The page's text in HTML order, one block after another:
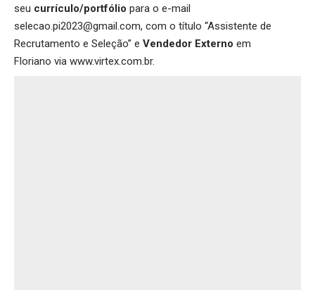
seu currículo/portfólio para o e-mail
selecao.pi2023@gmail.com, com o título “Assistente de
Recrutamento e Seleção” e Vendedor Externo em
Floriano via www.virtex.com.br.